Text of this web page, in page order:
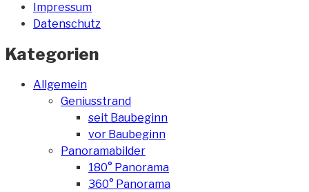
Impressum
Datenschutz
Kategorien
Allgemein
Geniusstrand
seit Baubeginn
vor Baubeginn
Panoramabilder
180° Panorama
360° Panorama